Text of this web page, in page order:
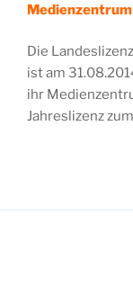
Medienzentrum
Die
ist am
ihr
Jahreslizenz